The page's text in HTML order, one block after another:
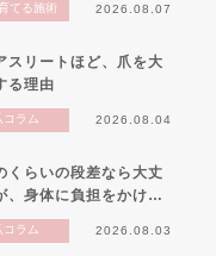
てる施術 2026.08.07
スリートほど、爪を大
る理由
コラム 2026.08.04
くらいの段差なら大丈
、身体に負担をかけ…
コラム 2026.08.03